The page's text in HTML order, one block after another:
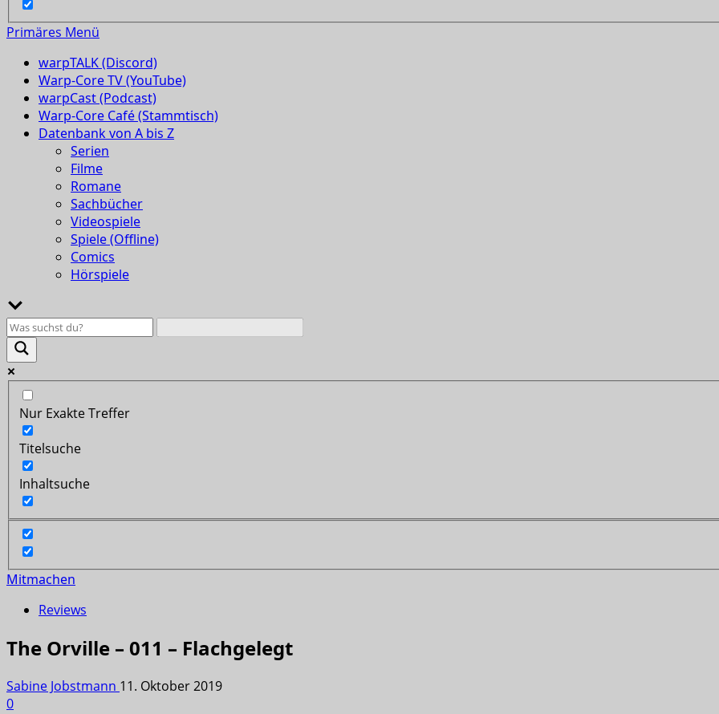
Primäres Menü
warpTALK (Discord)
Warp-Core TV (YouTube)
warpCast (Podcast)
Warp-Core Café (Stammtisch)
Datenbank von A bis Z
Serien
Filme
Romane
Sachbücher
Videospiele
Spiele (Offline)
Comics
Hörspiele
Nur Exakte Treffer
Titelsuche
Inhaltsuche
Mitmachen
Reviews
The Orville – 011 – Flachgelegt
Sabine Jobstmann 11. Oktober 2019
0